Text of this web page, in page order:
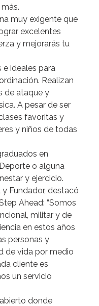
muy exigente que
excelentes
y mejorarás tu
e ideales para
Realizan
de ataque y
A pesar de ser
favoritas y
y niños de todas
en
Deporte o alguna
y ejercicio.
y Fundador, destacó
Ahead: “Somos
militar y de
en estos años
personas y
de vida por medio
cliente es
un servicio
abierto donde